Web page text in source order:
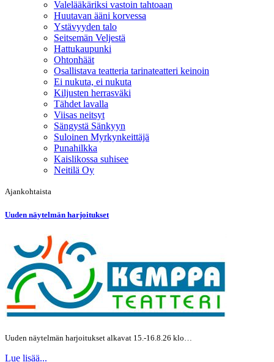
Valelääkäriksi vastoin tahtoaan
Huutavan ääni korvessa
Ystävyyden talo
Seitsemän Veljestä
Hattukaupunki
Ohtonhäät
Osallistava teatteria tarinateatteri keinoin
Ei nukuta, ei nukuta
Kiljusten herrasväki
Tähdet lavalla
Viisas neitsyt
Sängystä Sänkyyn
Suloinen Myrkynkeittäjä
Punahilkka
Kaislikossa suhisee
Neitilä Oy
Ajankohtaista
Uuden näytelmän harjoitukset
Uuden näytelmän harjoitukset alkavat 15.-16.8.26 klo…
Lue lisää...